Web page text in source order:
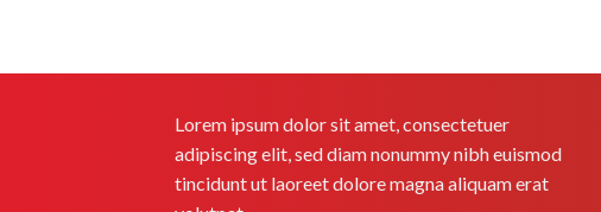
Lorem ipsum dolor sit amet, consectetuer
adipiscing elit, sed diam nonummy nibh euismod
tincidunt ut laoreet dolore magna aliquam erat